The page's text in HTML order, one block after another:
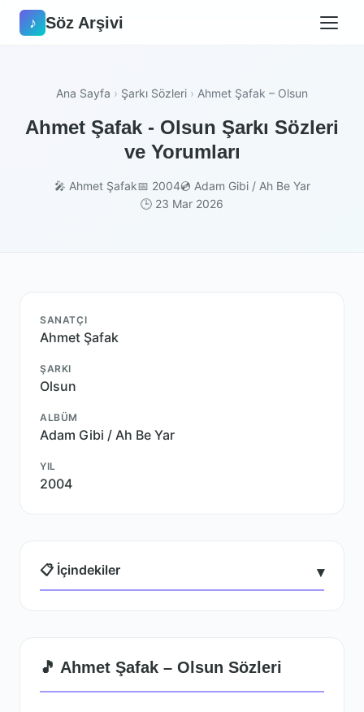
♪ Söz Arşivi
Ana Sayfa › Şarkı Sözleri › Ahmet Şafak – Olsun
Ahmet Şafak - Olsun Şarkı Sözleri
ve Yorumları
🎤 Ahmet Şafak📅 2004💿 Adam Gibi / Ah Be Yar
🕒 23 Mar 2026
SANATÇI
Ahmet Şafak
ŞARKI
Olsun
ALBÜM
Adam Gibi / Ah Be Yar
YIL
2004
📋 İçindekiler ▾
🎵 Ahmet Şafak – Olsun Sözleri